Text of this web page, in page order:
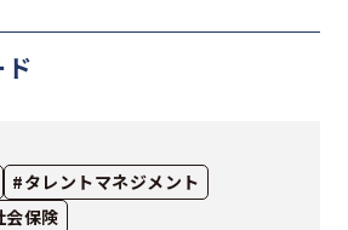
#タレントマネジメント
会保険